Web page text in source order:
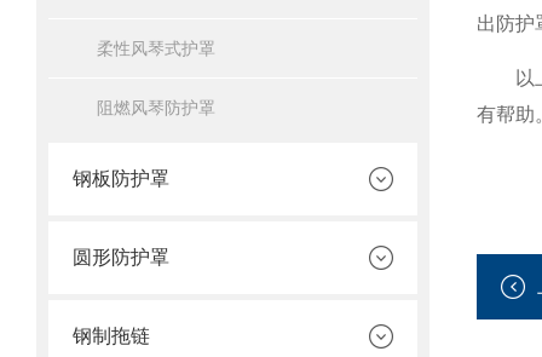
柔性风琴式护罩
阻燃风琴防护罩
钢板防护罩
圆形防护罩
钢制拖链
出防护
以上
有帮助